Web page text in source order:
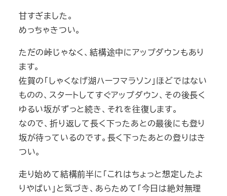
甘すぎました。
めっちゃきつい。
ただの峠じゃなく、結構途中にアップダウンもあり
ます。
佐賀の「しゃくなげ湖ハーフマラソン」ほどではない
ものの、スタートしてすぐアップダウン、その後長く
ゆるい坂がずっと続き、それを往復します。
なので、折り返して長く下ったあとの最後にも登り
坂が待っているのです。長く下ったあとの登りはき
つい。
走り始めて結構前半に「これはちょっと想定したよ
りやばい」と気づき、あらためて「今日は絶対無理